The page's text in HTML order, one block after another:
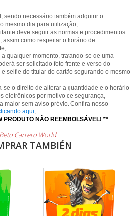
sendo necessário também adquirir o
mesmo dia para utilização;
deve seguir as normas e procedimentos
assim como respeitar o horário de
a qualquer momento, tratando-se de uma
ser solicitado foto frente e verso do
selfie do titular do cartão segurando o mesmo
se o direito de alterar a quantidade e o horário
eletrônicos por motivo de segurança,
maior sem aviso prévio. Confira nosso
aqui;
PRODUTO NÃO REEMBOLSÁVEL! **
Beto Carrero World
TAMBIÉN